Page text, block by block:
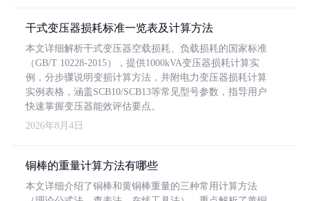
干式变压器损耗标准一览表及计算方法
本文详细解析干式变压器空载损耗、负载损耗的国家标准
（GB/T 10228-2015），提供1000kVA变压器损耗计算实
例，分步骤说明变损计算方法，并附电力变压器损耗计算
实例表格，涵盖SCB10/SCB13等常见型号参数，指导用户
快速掌握变压器能效评估要点。
2026年8月4日
铜棒的重量计算方法有哪些
本文详细介绍了铜棒和黄铜棒重量的三种常用计算方法